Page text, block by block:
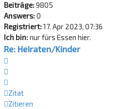
Beiträge:9805
Answers:0
Registriert:17. Apr 2023, 07:36
Ich bin:nur fürs Essen hier.
Re: Heiraten/Kinder
Zitat
Zitieren